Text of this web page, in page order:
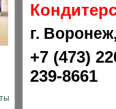
г.
+7 (473) 2
239-8661